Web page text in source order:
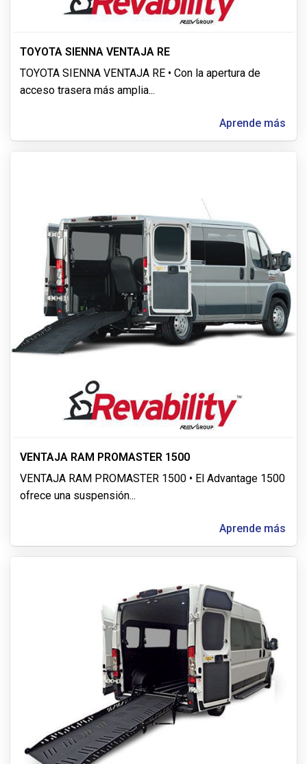
TOYOTA SIENNA VENTAJA RE
TOYOTA SIENNA VENTAJA RE • Con la apertura de
acceso trasera más amplia...
Aprende más
VENTAJA RAM PROMASTER 1500
VENTAJA RAM PROMASTER 1500 • El Advantage 1500
ofrece una suspensión...
Aprende más